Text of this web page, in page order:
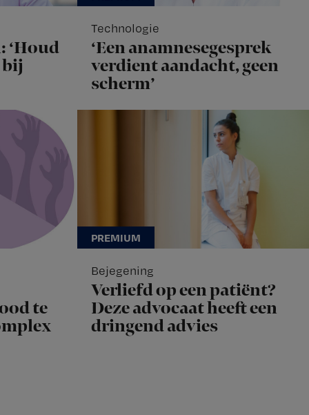
‘Houd
bij
Technologie
‘Een anamnesegesprek
verdient aandacht, geen
scherm’
te
Bejegening
Verliefd op een patiënt?
Deze advocaat heeft een
dringend advies